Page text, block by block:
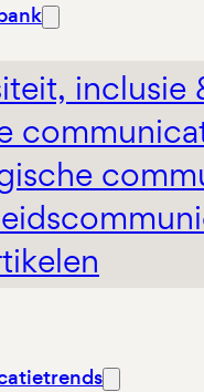
inclusie